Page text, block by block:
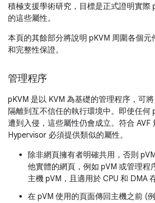
積極支援學術研究，目標是正式證明實際
的這些屬性。
本頁的其餘部分將說明 pKVM 周圍各個元
和完整性保證。
管理程序
pKVM 是以 KVM 為基礎的管理程序，可
隔離到互不信任的執行環境中。即使任何
遭到入侵，這些屬性仍會成立。符合 AVF
Hypervisor 必須提供類似的屬性。
除非網頁擁有者明確共用，否則
他實體的網頁，例如 pVM 或管理程
主機 pVM，且適用於 CPU 和 DMA
在 pVM 使用的頁面傳回主機之前 (